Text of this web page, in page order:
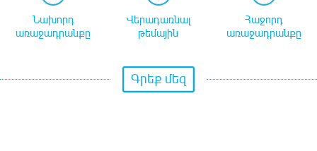
Նախորդ
առաջադրանքը
Վերադառնալ
թեմային
Հաջորդ
առաջադրանքը
Գրեք մեզ